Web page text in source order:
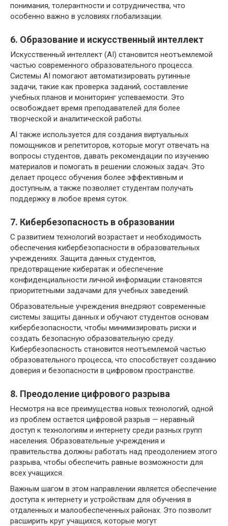
понимания, толерантности и сотрудничества, что
особенно важно в условиях глобализации.
6. Образование и искусственный интеллект
Искусственный интеллект (AI) становится неотъемлемой
частью современного образовательного процесса.
Системы AI помогают автоматизировать рутинные
задачи, такие как проверка заданий, составление
учебных планов и мониторинг успеваемости. Это
освобождает время преподавателей для более
творческой и аналитической работы.
AI также используется для создания виртуальных
помощников и репетиторов, которые могут отвечать на
вопросы студентов, давать рекомендации по изучению
материалов и помогать в решении сложных задач. Это
делает процесс обучения более эффективным и
доступным, а также позволяет студентам получать
поддержку в любое время суток.
7. Кибербезопасность в образовании
С развитием технологий возрастает и необходимость
обеспечения кибербезопасности в образовательных
учреждениях. Защита данных студентов,
предотвращение кибератак и обеспечение
конфиденциальности личной информации становятся
приоритетными задачами для учебных заведений.
Образовательные учреждения внедряют современные
системы защиты данных и обучают студентов основам
кибербезопасности, чтобы минимизировать риски и
создать безопасную образовательную среду.
Кибербезопасность становится неотъемлемой частью
образовательного процесса, что способствует созданию
доверия и безопасности в цифровом пространстве.
8. Преодоление цифрового разрыва
Несмотря на все преимущества новых технологий, одной
из проблем остается цифровой разрыв — неравный
доступ к технологиям и интернету среди разных групп
населения. Образовательные учреждения и
правительства должны работать над преодолением этого
разрыва, чтобы обеспечить равные возможности для
всех учащихся.
Важным шагом в этом направлении является обеспечение
доступа к интернету и устройствам для обучения в
отдаленных и малообеспеченных районах. Это позволит
расширить круг учащихся, которые могут